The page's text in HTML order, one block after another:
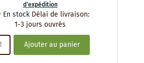
d'expédition
En stock Délai de livraison:
1-3 jours ouvrés
Ajouter au panier